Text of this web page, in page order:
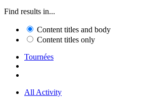
Find results in...
Content titles and body
Content titles only
Tournées
All Activity